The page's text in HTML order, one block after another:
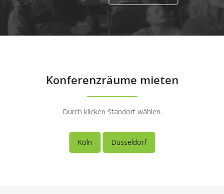
Konferenzräume mieten
Durch klicken Standort wählen.
Köln Düsseldorf